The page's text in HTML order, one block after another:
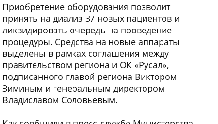
Приобретение оборудования позволит
принять на диализ 37 новых пациентов и
ликвидировать очередь на проведение
процедуры. Средства на новые аппараты
выделены в рамках соглашения между
правительством региона и ОК «Русал»,
подписанного главой региона Виктором
Зиминым и генеральным директором
Владиславом Соловьевым.